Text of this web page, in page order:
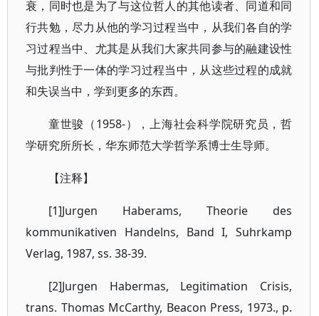
衰，同时也是为了与这位哲人的其他读者、同道和同
行共勉，尽力从他的学习过程当中，从我们各自的学
习过程当中、尤其是从我们大家共同参与的融建设性
与批判性于一体的学习过程当中，从这些过程的成就
和失误当中，学到更多的东西。
童世骏（1958-），上海社会科学院研究员，哲
学研究所所长，华东师范大学哲学系博士生导师。
【注释】
[1]Jurgen Haberams, Theorie des
kommunikativen Handelns, Band I, Suhrkamp
Verlag, 1987, ss. 38-39.
[2]Jurgen Habermas, Legitimation Crisis,
trans. Thomas McCarthy, Beacon Press, 1973., p.